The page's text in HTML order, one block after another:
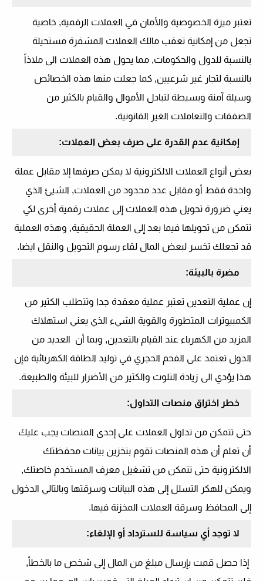
تعتبر ميزة الخصوصية والأمان في العملات الرقمية, خاصية
تجعل من إمكانية تعقب مالك العملات المشفرة مستحيلة
بالنسبة للدول والحكومات, مما يحول هذه العملات الى ملاذاً
بالنسبة لتجار غير شرعيين, كما جعلت منها هذه الخصائص
وسيلة آمنة وبسيطة لتبادل الأموال والقيام بالكثير من
الصفقات والتعاملات الغير القانونية.
إمكانية عدم القدرة على صرف بعض العملات:
بعض أنواع العملات الالكترونية لا يمكن صرفها إلا مقابل عملة
واحدة فقط أو مقابل عدد محدود من العملات, الشيئ الذي
يعني ضرورة تحويل هذه العملات إلى عملات رقمية أخرى لكي
تتمكن من تحويلها فيما بعد إلى العملة الحقيقية, وهذه العملية
قد تجعلك تخسر لبعض المال لقاء رسوم التحويل والنقل ايضا.
مضرة بالبيئة:
إن عملية التعدين تعتبر عملية معقدة جدا وتتطلب الكثير من
الكمبيوترات المتطورة والقوية الشيء الذي يعني استهلاك
المزيد من الكهرباء عند القيام بالتعدين, وبما أن العديد من
الدول تعتمد على الفحم الحجري في توليد الطاقة الكهربائية فإن
هذا يؤدي الى زيادة التلوث والكثير من الأضرار للبيئة والطبيعة.
خطر اختراق منصات التداول:
حتى تتمكن من تداول العملات على إحدى المنصات يجب عليك
أن تعلم أن هذه المنصات تقوم بتخزين بيانات محفظتك
الالكترونية حتى تتمكن من تشغيل معرف المستخدم خاصتك,
ويمكن للهكر التسلل إلى هذه البيانات وسرقتها وبالتالي الدخول
إلى المحافظ وسرقة العملات المخزنة فيها.
لا توجد أي سياسة للسترداد أو الإلغاء:
إذا حصل قمت بإرسال مبلغ من المال إلى شخص ما بالخطأ,